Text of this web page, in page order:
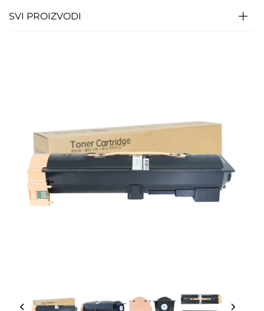
SVI PROIZVODI